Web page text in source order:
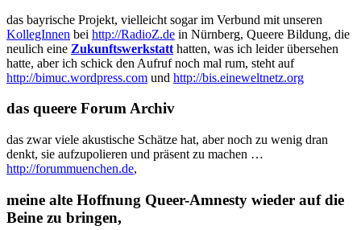
das bayrische Projekt, vielleicht sogar im Verbund mit unseren
KollegInnen bei http://RadioZ.de in Nürnberg, Queere Bildung, die
neulich eine Zukunftswerkstatt hatten, was ich leider übersehen
hatte, aber ich schick den Aufruf noch mal rum, steht auf
http://bimuc.wordpress.com und http://bis.eineweltnetz.org
das queere Forum Archiv
das zwar viele akustische Schätze hat, aber noch zu wenig dran
denkt, sie aufzupolieren und präsent zu machen …
http://forummuenchen.de,
meine alte Hoffnung Queer-Amnesty wieder auf die
Beine zu bringen,